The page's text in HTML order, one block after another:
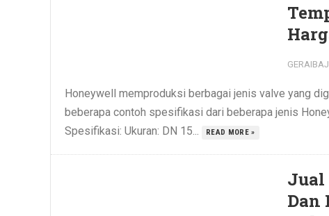
Honeywell memproduksi berbagai jenis valve yang
beberapa contoh spesifikasi dari beberapa jenis
Spesifikasi: Ukuran: DN 15...
READ MORE »
Jual
Dan